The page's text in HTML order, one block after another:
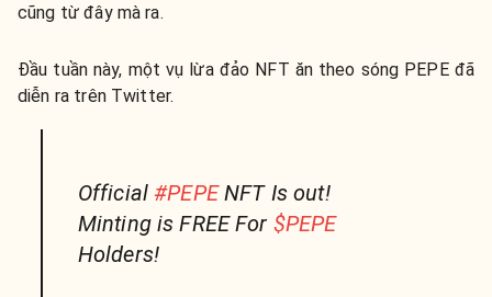
cũng từ đây mà ra.
Đầu tuần này, một vụ lừa đảo NFT ăn theo sóng PEPEđã
diễn ra trên Twitter.
Official#PEPENFT Is out!
Minting is FREE For $PEPE
Holders!